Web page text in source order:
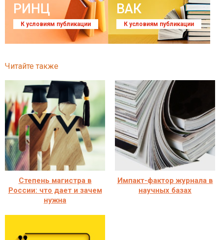
РИНЦ
К условиям публикации
ВАК
К условиям публикации
Читайте также
Степень магистра в
России: что дает и зачем
нужна
Импакт-фактор журнала в
научных базах